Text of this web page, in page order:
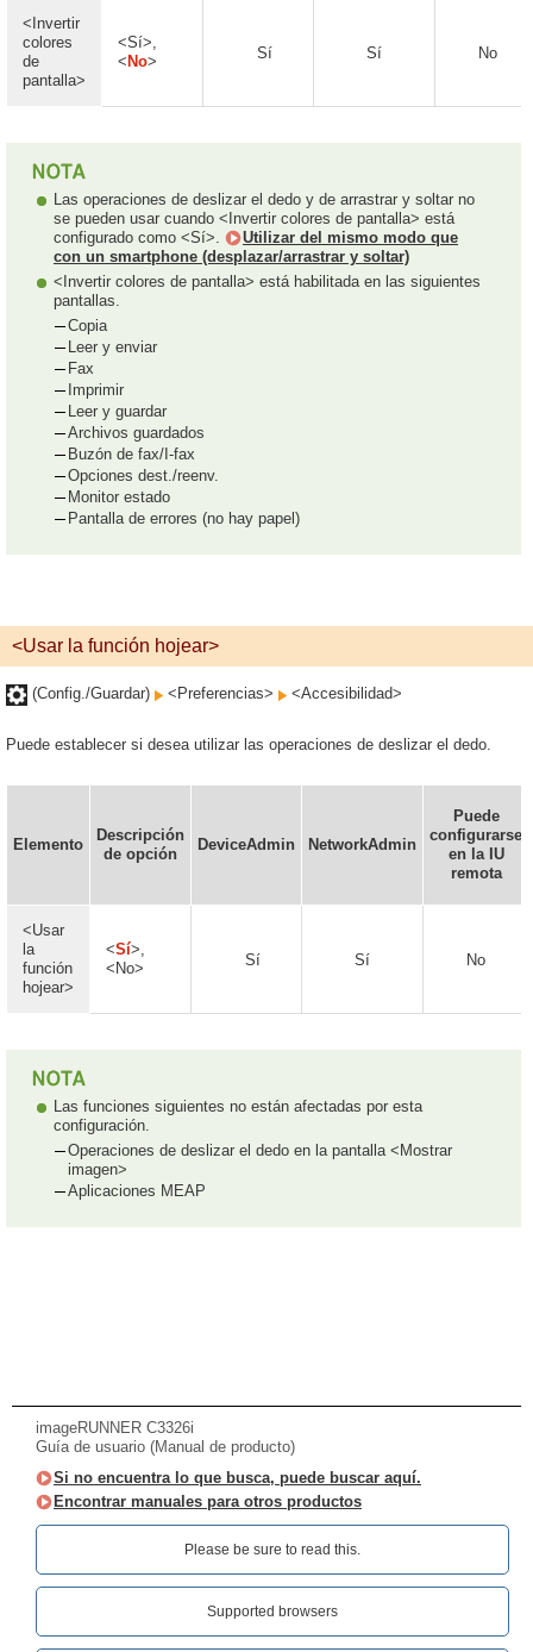
<Invertir
colores
de
pantalla>
<Sí>,
< No> Sí Sí No
Las operaciones de deslizar el dedo y de arrastrar y soltar no
se pueden usar cuando <Invertir colores de pantalla> está
configurado como <Sí>.
Utilizar del mismo modo que
con un smartphone (desplazar/arrastrar y soltar)
<Invertir colores de pantalla> está habilitada en las siguientes
pantallas.
Copia
Leer y enviar
Fax
Imprimir
Leer y guardar
Archivos guardados
Buzón de fax/I-fax
Opciones dest./reenv.
Monitor estado
Pantalla de errores (no hay papel)
<Usar la función hojear>
(Config./Guardar) <Preferencias> <Accesibilidad>
Puede establecer si desea utilizar las operaciones de deslizar el dedo.
Elemento
Descripción
de opción
DeviceAdmin NetworkAdmin
Puede
configurarse
en la IU
remota
<Usar
la
función
hojear>
<Sí>,
<No>
Sí Sí No
Las funciones siguientes no están afectadas por esta
configuración.
Operaciones de deslizar el dedo en la pantalla <Mostrar
imagen>
Aplicaciones MEAP
imageRUNNER C3326i
Guía de usuario (Manual de producto)
Si no encuentra lo que busca, puede buscar aquí.
Encontrar manuales para otros productos
Please be sure to read this.‎
Supported browsers